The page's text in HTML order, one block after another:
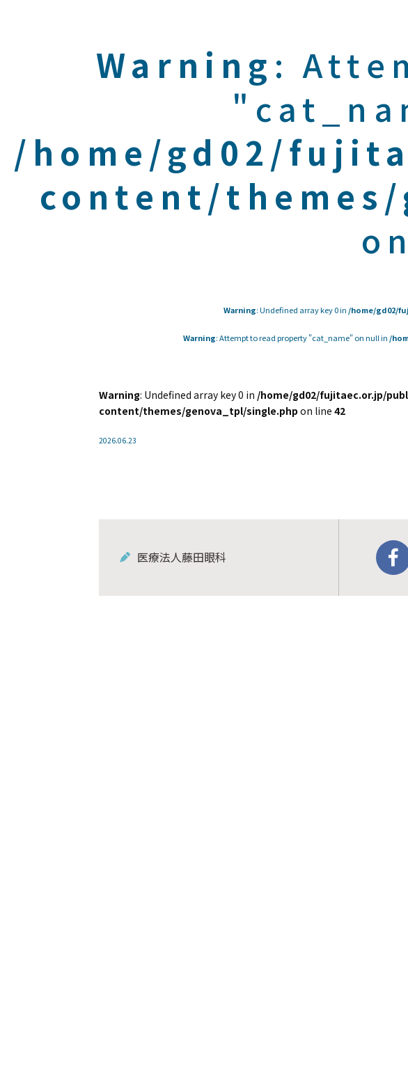
Warning :
/home/gd02/
content/
Warning: Undefined array key 0 in /home/gd02/
Warning: Attempt to read property "cat_name" on null in /
Warning: Undefined array key 0 in /home/gd02/fujitaec.or.jp/
content/themes/genova_tpl/single.php on line 42
2026.06.23
医療法人藤田眼科